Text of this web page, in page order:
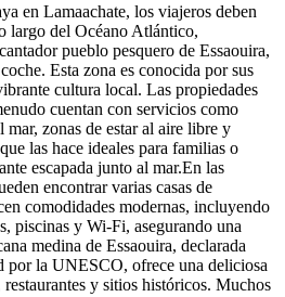
en Lamaachate, los viajeros deben
largo del Océano Atlántico,
pueblo pesquero de Essaouira,
Esta zona es conocida por sus
cultura local. Las propiedades
cuentan con servicios como
mar, zonas de estar al aire libre y
las hace ideales para familias o
escapada junto al mar.En las
encontrar varias casas de
comodidades modernas, incluyendo
piscinas y Wi-Fi, asegurando una
medina de Essaouira, declarada
por la UNESCO, ofrece una deliciosa
y sitios históricos. Muchos